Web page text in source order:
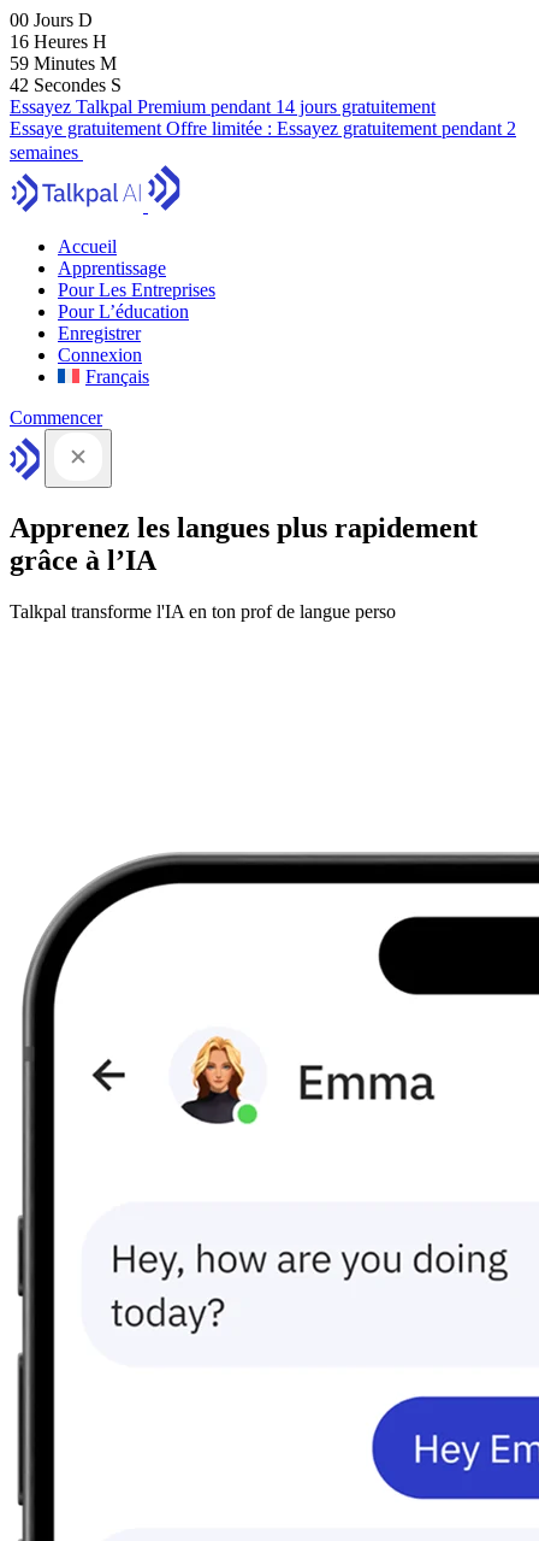
00 Jours D
16 Heures H
59 Minutes M
41 Secondes S
Essayez Talkpal Premium pendant 14 jours gratuitement
Essaye gratuitement Offre limitée : Essayez gratuitement pendant 2
semaines
Accueil
Apprentissage
Pour Les Entreprises
Pour L’éducation
Enregistrer
Connexion
Français
Commencer
Apprenez les langues plus rapidement
grâce à l’IA
Talkpal transforme l'IA en ton prof de langue perso